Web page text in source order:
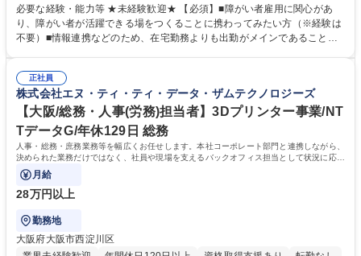
務を増やすお仕事を担っていただきます。 【詳細】■既存業務の拡大およ
び運用のサポート(オペレーション業務:申請書の作成代行等) ■新規事業・
サービスの企画立案および推進 障がい者の方にどんな仕事があると良いか
やスキルの把握 ■AI活用業務など、既存領域を超えた案件の開拓 ■NTTデ
ータグループの会社へ提案活動 募集職種 【業務企画】未経験OK/正社員登
用実績90%以上/月残業～5H/在宅勤務可/社会貢献
必要な経験・能力等 ★未経験歓迎★ 【必須】■障がい者雇用に関心があ
り、障がい者が活躍できる場をつくることに携わってみたい方（※経験は
不要）■情報連携などのため、在宅勤務よりも出勤がメインであることに
用】正社員登用を前提としておりますので、最短で1.5年～2年で正社員へ
の雇用切り替えとなります。過去の正社員登用率は90％です。 将来的に
は当社の中核となる管理職になって頂く事を期待しています。 正社員登用
に向け全力でサポートを行いますのでご安心ください。 学歴・資格 学
歴：大学院 大学 高専 短大 専修学校 高校 語学力： 資格：
正社員
株式会社エヌ・ティ・ティ・データ・ザムテクノロジーズ
【大阪/総務・人事(労務)担当者】3Dプリンター事業/NT
TデータG/年休129日 総務
人事・総務・庶務業務等を幅広くお任せします。本社コーポレート部門と連携しながら、
決められた業務だけではなく、社員や現場を支えるバックオフィス担当として状況に応じ
て柔軟に対応いただくことを期待します。
月給
28万円以上
勤務地
大阪府大阪市西淀川区